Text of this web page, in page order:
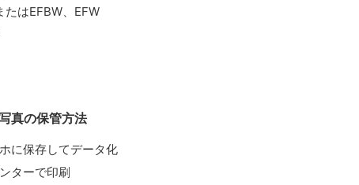
たはEFBW、EFW
真の保管方法
に保存してデータ化
ターで印刷